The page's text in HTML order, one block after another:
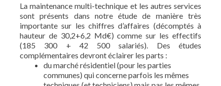
La maintenance multi-technique et les autres services
sont présents dans notre étude de manière très
importante sur les chiffres d’affaires (décomptés à
hauteur de 30,2+6,2 Md€) comme sur les effectifs
(185 300 + 42 500 salariés). Des études
complémentaires devront éclairer les parts :
du marché résidentiel (pour les parties
communes) qui concerne parfois les mêmes